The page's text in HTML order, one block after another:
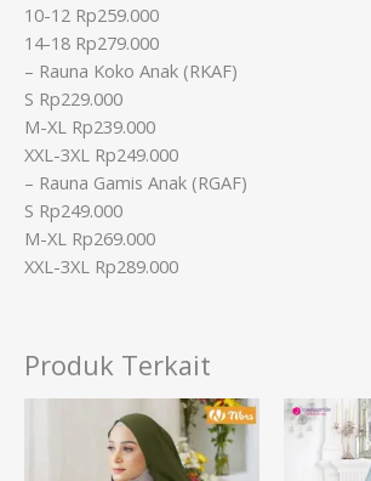
10-12 Rp259.000
14-18 Rp279.000
– Rauna Koko Anak (RKAF)
S Rp229.000
M-XL Rp239.000
XXL-3XL Rp249.000
– Rauna Gamis Anak (RGAF)
S Rp249.000
M-XL Rp269.000
XXL-3XL Rp289.000
Produk Terkait